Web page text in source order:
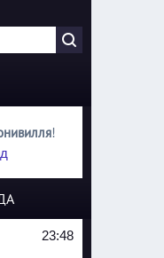
!
23:48